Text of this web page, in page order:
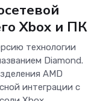
Xbox и ПК
технологии
Diamond.
AMD
интеграции с